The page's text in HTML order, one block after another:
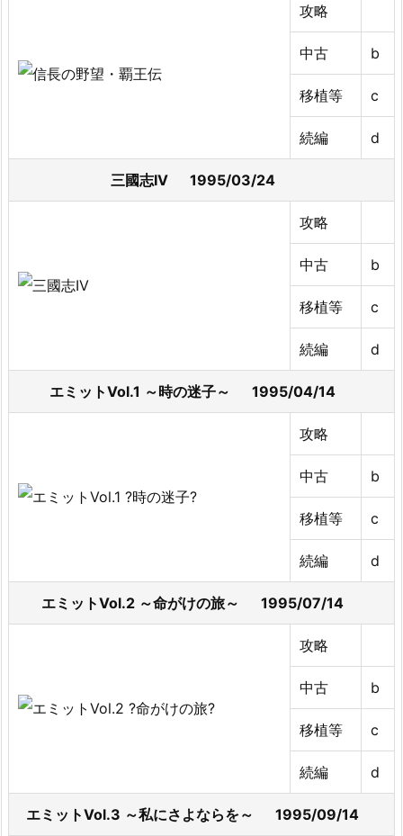
攻略
中古 b
移植等 c
続編 d
三國志IV 1995/03/24
攻略
中古 b
移植等 c
続編 d
エミットVol.1 ～時の迷子～ 1995/04/14
攻略
中古 b
移植等 c
続編 d
エミットVol.2 ～命がけの旅～ 1995/07/14
攻略
中古 b
移植等 c
続編 d
エミットVol.3 ～私にさよならを～ 1995/09/14